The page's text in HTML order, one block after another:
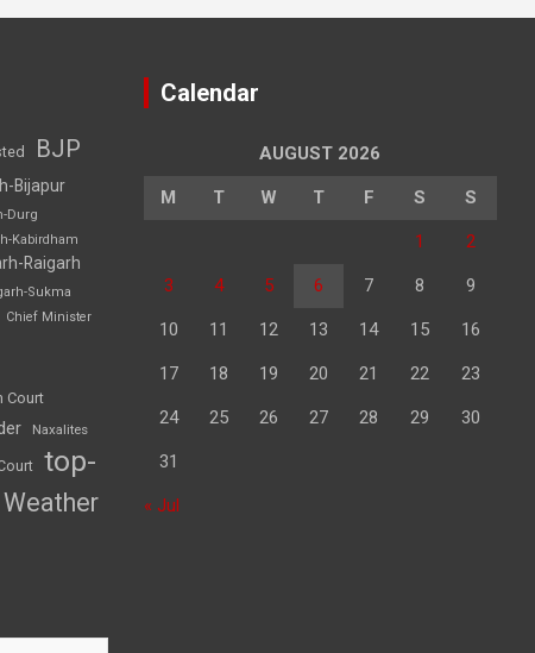
BJP
Bijapur
Durg
Kabirdham
Raigarh
Sukma
Chief Minister
Court
Naxalites
top-
Weather
Calendar
AUGUST 2026
M T W T F S S
1 2
3 4 5 6 7 8 9
10 11 12 13 14 15 16
17 18 19 20 21 22 23
24 25 26 27 28 29 30
31
« Jul